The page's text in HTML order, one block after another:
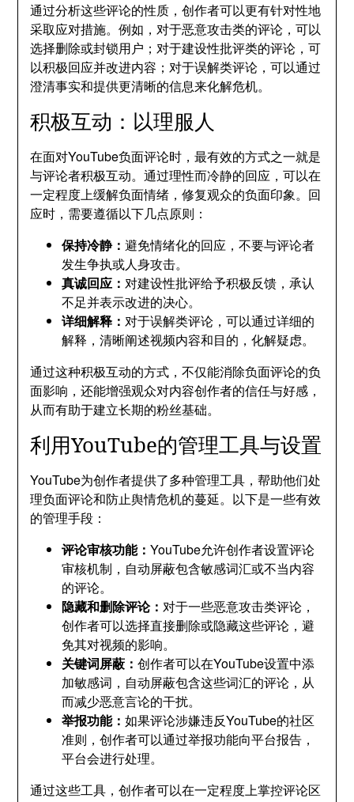
通过分析这些评论的性质，创作者可以更有针对性地
采取应对措施。例如，对于恶意攻击类的评论，可以
选择删除或封锁用户；对于建设性批评类的评论，可
以积极回应并改进内容；对于误解类评论，可以通过
澄清事实和提供更清晰的信息来化解危机。
积极互动：以理服人
在面对YouTube负面评论时，最有效的方式之一就是
与评论者积极互动。通过理性而冷静的回应，可以在
一定程度上缓解负面情绪，修复观众的负面印象。回
应时，需要遵循以下几点原则：
保持冷静：避免情绪化的回应，不要与评论者
发生争执或人身攻击。
真诚回应：对建设性批评给予积极反馈，承认
不足并表示改进的决心。
详细解释：对于误解类评论，可以通过详细的
解释，清晰阐述视频内容和目的，化解疑虑。
通过这种积极互动的方式，不仅能消除负面评论的负
面影响，还能增强观众对内容创作者的信任与好感，
从而有助于建立长期的粉丝基础。
利用YouTube的管理工具与设置
YouTube为创作者提供了多种管理工具，帮助他们处
理负面评论和防止舆情危机的蔓延。以下是一些有效
的管理手段：
评论审核功能：YouTube允许创作者设置评论
审核机制，自动屏蔽包含敏感词汇或不当内容
的评论。
隐藏和删除评论：对于一些恶意攻击类评论，
创作者可以选择直接删除或隐藏这些评论，避
免其对视频的影响。
关键词屏蔽：创作者可以在YouTube设置中添
加敏感词，自动屏蔽包含这些词汇的评论，从
而减少恶意言论的干扰。
举报功能：如果评论涉嫌违反YouTube的社区
准则，创作者可以通过举报功能向平台报告，
平台会进行处理。
通过这些工具，创作者可以在一定程度上掌控评论区